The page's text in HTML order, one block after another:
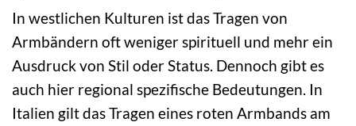
In westlichen Kulturen ist das Tragen von
Armbändern oft weniger spirituell und mehr ein
Ausdruck von Stil oder Status. Dennoch gibt es
auch hier regional spezifische Bedeutungen. In
Italien gilt das Tragen eines roten Armbands am